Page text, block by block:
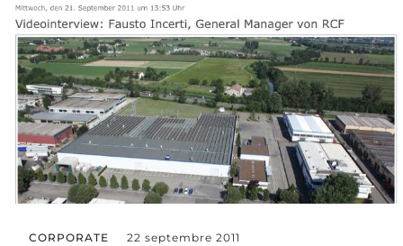
CORPORATE 22 septembre 2011